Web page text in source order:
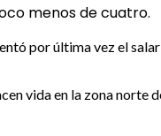
menos de cuatro.
por última vez el
vida en la zona